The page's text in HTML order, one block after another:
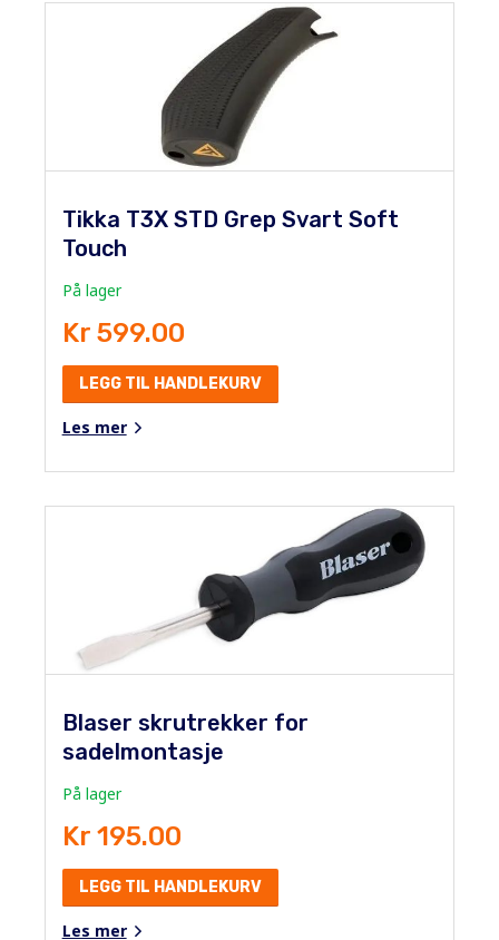
Tikka T3X STD Grep Svart Soft
Touch
På lager
Kr 599.00
LEGG TIL HANDLEKURV
Les mer
Blaser skrutrekker for
sadelmontasje
På lager
Kr 195.00
LEGG TIL HANDLEKURV
Les mer